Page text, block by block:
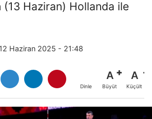
(13 Haziran) Hollanda ile
12 Haziran 2025 - 21:48
Dinle
A
Büyüt
A
Küçült